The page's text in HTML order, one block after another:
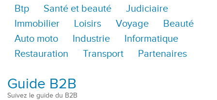
Btp
Santé et beauté
Judiciaire
Immobilier
Loisirs Voyage
Beauté
Auto moto
Industrie
Informatique
Restauration
Transport Partenaires
Guide B2B
Suivez le guide du B2B